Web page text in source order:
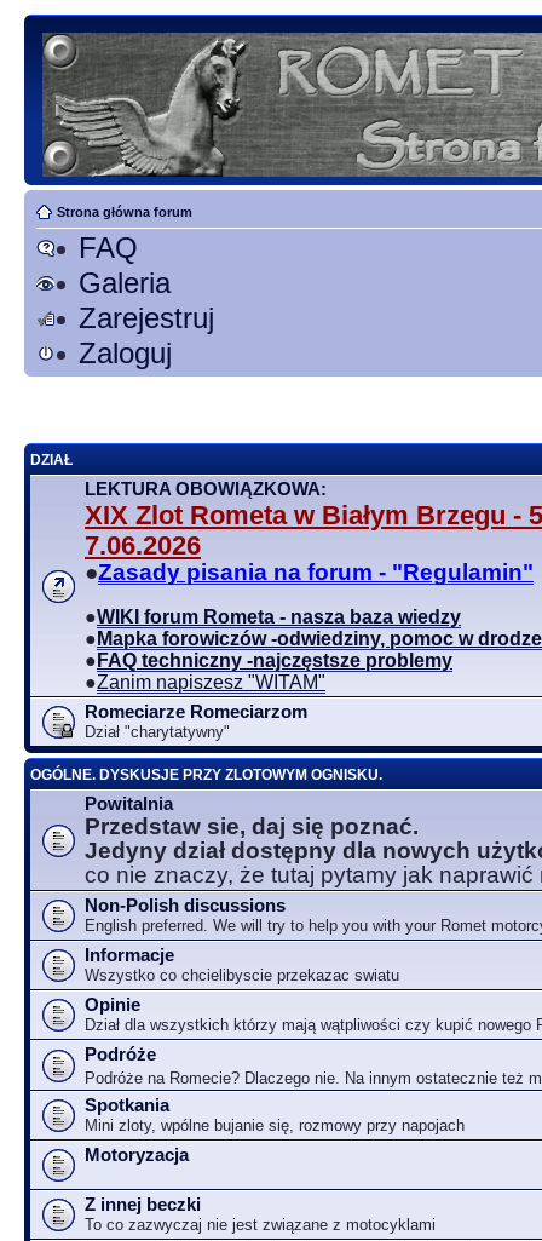
Strona główna forum
FAQ
Galeria
Zarejestruj
Zaloguj
DZIAŁ
LEKTURA OBOWIĄZKOWA:
XIX Zlot Rometa w Białym Brzegu -
7.06.2026
●Zasady pisania na forum - "Regulamin"
●WIKI forum Rometa - nasza baza wiedzy
● Mapka forowiczów -odwiedziny, pomoc w drodze
● FAQ techniczny -najczęstsze problemy
●Zanim napiszesz "WITAM"
Romeciarze Romeciarzom
Dział "charytatywny"
OGÓLNE. DYSKUSJE PRZY ZLOTOWYM OGNISKU.
Powitalnia
Przedstaw sie, daj się poznać.
Jedyny dział dostępny dla nowych
co nie znaczy, że tutaj pytamy jak naprawić
Non-Polish discussions
English preferred. We will try to help you with your Romet
Informacje
Wszystko co chcielibyscie przekazac swiatu
Opinie
Dział dla wszystkich którzy mają wątpliwości czy kupić nowego
Podróże
Podróże na Romecie? Dlaczego nie. Na innym ostatecznie też
Spotkania
Mini zloty, wpólne bujanie się, rozmowy przy napojach
Motoryzacja
Z innej beczki
To co zazwyczaj nie jest związane z motocyklami